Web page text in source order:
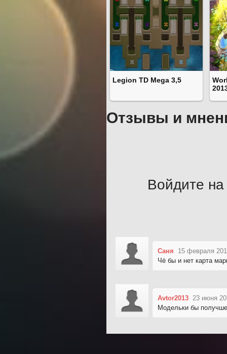
Legion TD Mega 3,5
Отзывы и
Войдите на
Саня
15 февраля
Чё бы и нет карта
Avtor2013 23 июня
Модельки бы